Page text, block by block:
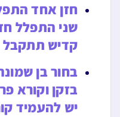
חזן אחד
שני התפלל
קדיש תתקבל
בחור בן
בזקן וקורא
יש להעמיד